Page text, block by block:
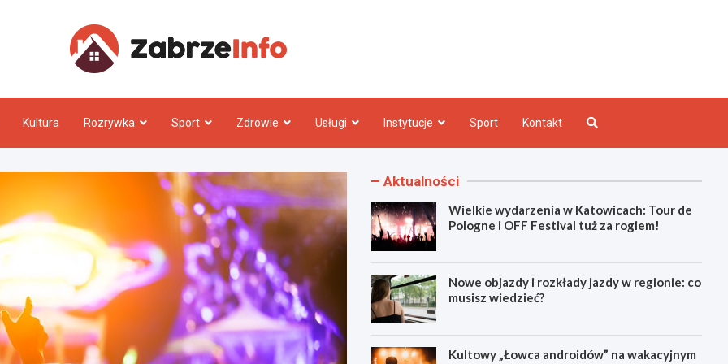
Kultura Rozrywka Sport Zdrowie Usługi Instytucje Sport Kontakt
Aktualności
Wielkie wydarzenia w Katowicach: Tour de
Pologne i OFF Festival tuż za rogiem!
Nowe objazdy i rozkłady jazdy w regionie: co
musisz wiedzieć?
Kultowy „Łowca androidów” na wakacyjnym